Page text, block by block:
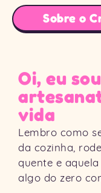
Sobre o
Oi, eu
vida
Lembro como
da cozinha,
quente e
algo do zero